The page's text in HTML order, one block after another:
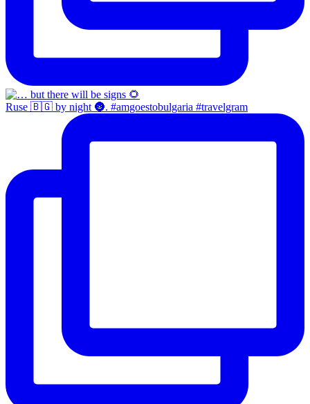
Ruse 🇧🇬 by night 🌚. #amgoestobulgaria #travelgram